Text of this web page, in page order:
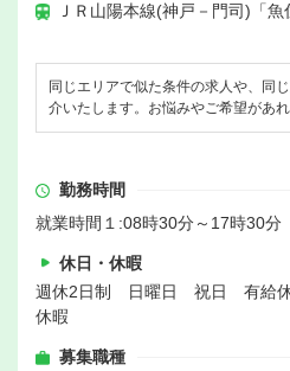
ＪＲ山陽本線(神戸－門司)「
同じエリアで似た条件の求人や、同
介いたします。お悩みやご希望があ
勤務時間
就業時間１:08時30分～17時30分
休日・休暇
週休2日制 日曜日 祝日 有給
休暇
募集職種